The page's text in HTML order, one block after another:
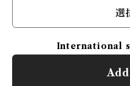
選
International